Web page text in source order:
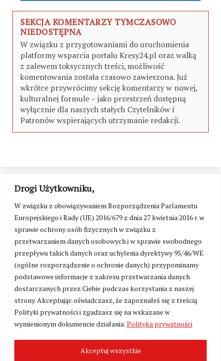
Drogi Użytkowniku,
W związku z obowiązywaniem Rozporządzenia Parlamentu
Europejskiego i Rady (UE) 2016/679 z dnia 27 kwietnia 2016 r. w
sprawie ochrony osób fizycznych w związku z
przetwarzaniem danych osobowych i w sprawie swobodnego
przepływu takich danych oraz uchylenia dyrektywy 95/46/WE
(ogólne rozporządzenie o ochronie danych) przypominamy
podstawowe informacje z zakresu przetwarzania danych
dostarczanych przez Ciebie podczas korzystania z naszej
strony. Akceptując oświadczasz, że zapoznałeś się z treścią
Polityki prywatności i zgadzasz się na wskazane w
wymienionym dokumencie działania. Polityka prywatności
Akceptuj wszystkie
SEKCJA KOMENTARZY TYMCZASOWO
NIEDOSTĘPNA
W związku z przygotowaniami do uruchomienia
platformy wsparcia portalu Kresy24.pl oraz walką
z zalewem toksycznych treści, możliwość
komentowania została czasowo zawieszona. Już
wkrótce przywrócimy sekcję komentarzy w nowej,
kulturalnej formule – jako przestrzeń dostępną
wyłącznie dla naszych stałych Czytelników i
Patronów wspierających utrzymanie redakcji.
Zmień ustawienia cookies
2026. Wszelkie Prawa Zastrzeżone.